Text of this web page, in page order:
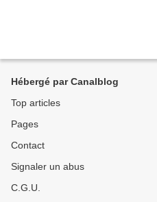
Hébergé par Canalblog
Top articles
Pages
Contact
Signaler un abus
C.G.U.